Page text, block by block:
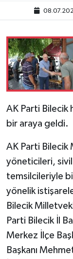
AK Parti Bilecik
bir araya geldi.
AK Parti Bilecik
yöneticileri, sivil
temsilcileriyle
yönelik
Bilecik
Parti Bilecik İl
Merkez İlçe
Başkanı